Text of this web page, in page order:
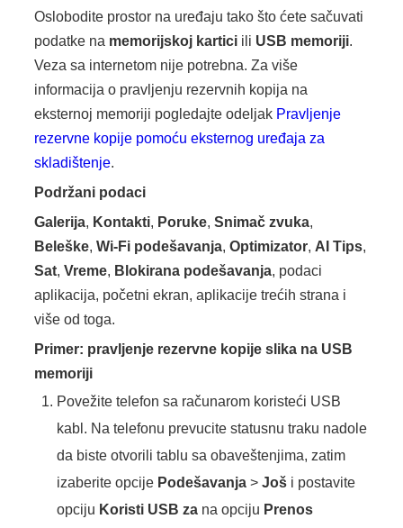
Oslobodite prostor na uređaju tako što ćete sačuvati
podatke na memorijskoj kartici ili USB memoriji.
Veza sa internetom nije potrebna. Za više
informacija o pravljenju rezervnih kopija na
eksternoj memoriji pogledajte odeljak Pravljenje
rezervne kopije pomoću eksternog uređaja za
skladištenje.
Podržani podaci
Galerija, Kontakti, Poruke,Snimač zvuka,
Beleške,Wi-Fi podešavanja,Optimizator, AI Tips,
Sat,Vreme, Blokirana podešavanja, podaci
aplikacija, početni ekran, aplikacije trećih strana i
više od toga.
Primer: pravljenje rezervne kopije slika na USB
memoriji
Povežite telefon sa računarom koristeći USB
kabl. Na telefonu prevucite statusnu traku nadole
da biste otvorili tablu sa obaveštenjima, zatim
izaberite opcije Podešavanja>Još i postavite
opciju Koristi USB za na opciju Prenos